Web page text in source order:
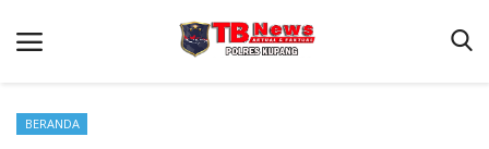
BERANDA